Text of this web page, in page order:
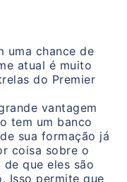
uma chance de
atual é muito
do Premier
vantagem
tem um banco
sua formação já
coisa sobre o
que eles são
Isso permite que